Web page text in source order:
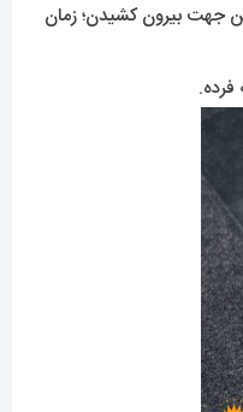
جهت بیرون کشیدن؛ زمان